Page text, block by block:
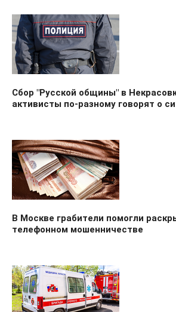
Сбор "Русской общины" в
активисты по-разному говорят о
В Москве грабители помогли
телефонном мошенничестве